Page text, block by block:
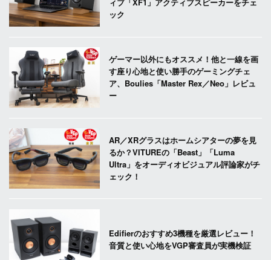
ック
ゲーマー以外にもオススメ！他と一線を画
す座り心地と使い勝手のゲーミングチェ
ア、Boulies「Master Rex／Neo」レビュ
ー
AR／XRグラスはホームシアターの夢を見
るか？VITUREの「Beast」「Luma
Ultra」をオーディオビジュアル評論家がチ
ェック！
Edifierのおすすめ3機種を厳選レビュー！
音質と使い心地をVGP審査員が実機検証